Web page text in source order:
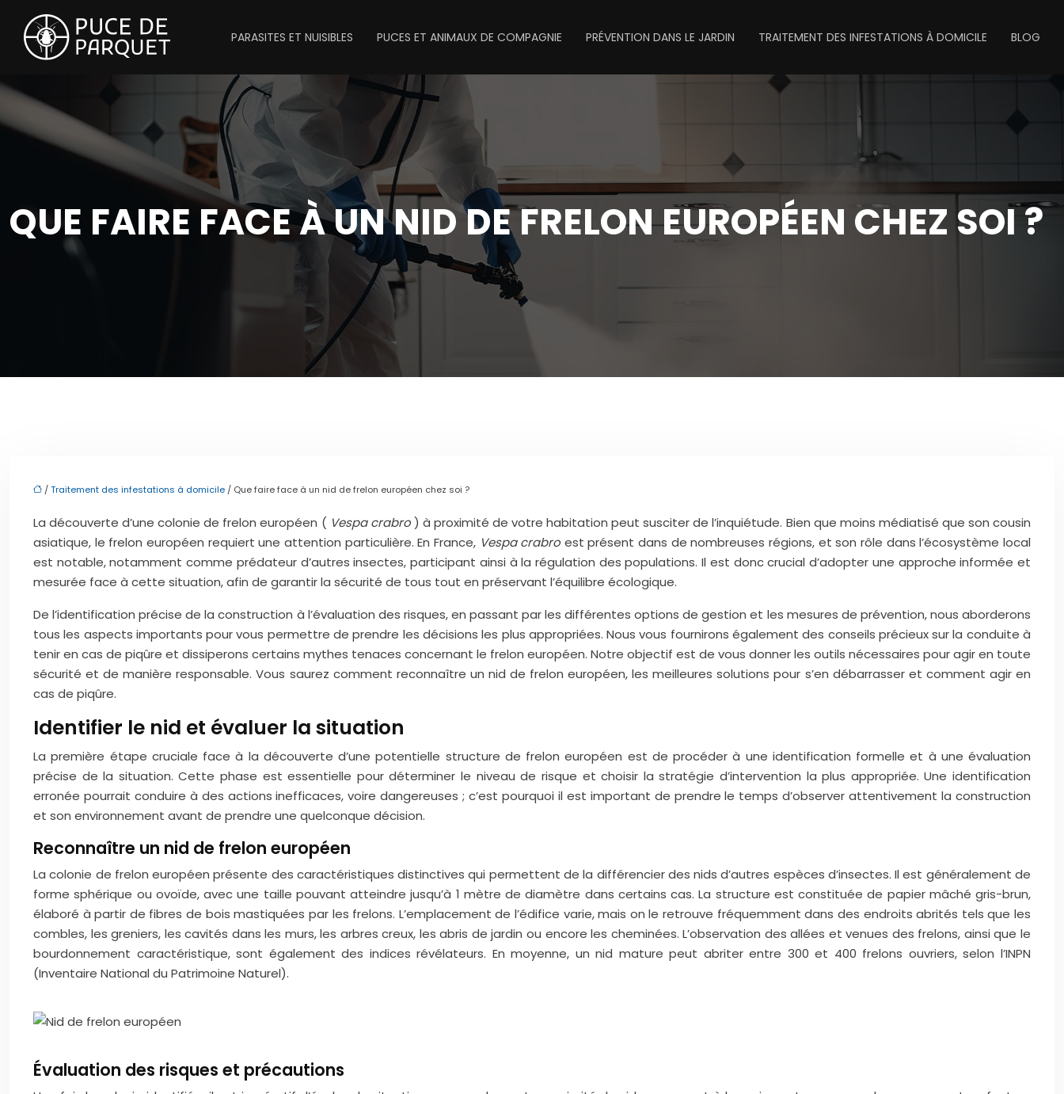
PARASITES ET NUISIBLES PUCES ET ANIMAUX DE COMPAGNIE PRÉVENTION DANS LE JARDIN TRAITEMENT DES INFESTATIONS À DOMICILE BLOG
QUE FAIRE FACE À UN NID DE FRELON EUROPÉEN CHEZ SOI ?
/Traitement des infestations à domicile / Que faire face à un nid de frelon européen chez soi ?
La découverte d’une colonie de frelon européen ( Vespa crabro) à proximité de votre habitation peut susciter de l’inquiétude. Bien que moins médiatisé que son cousin
asiatique, le frelon européen requiert une attention particulière. En France, Vespa crabro est présent dans de nombreuses régions, et son rôle dans l’écosystème local
est notable, notamment comme prédateur d’autres insectes, participant ainsi à la régulation des populations. Il est donc crucial d’adopter une approche informée et
mesurée face à cette situation, afin de garantir la sécurité de tous tout en préservant l’équilibre écologique.
De l’identification précise de la construction à l’évaluation des risques, en passant par les différentes options de gestion et les mesures de prévention, nous aborderons
tous les aspects importants pour vous permettre de prendre les décisions les plus appropriées. Nous vous fournirons également des conseils précieux sur la conduite à
tenir en cas de piqûre et dissiperons certains mythes tenaces concernant le frelon européen. Notre objectif est de vous donner les outils nécessaires pour agir en toute
sécurité et de manière responsable. Vous saurez comment reconnaître un nid de frelon européen, les meilleures solutions pour s’en débarrasser et comment agir en
cas de piqûre.
Identifier le nid et évaluer la situation
La première étape cruciale face à la découverte d’une potentielle structure de frelon européen est de procéder à une identification formelle et à une évaluation
précise de la situation. Cette phase est essentielle pour déterminer le niveau de risque et choisir la stratégie d’intervention la plus appropriée. Une identification
erronée pourrait conduire à des actions inefficaces, voire dangereuses ; c’est pourquoi il est important de prendre le temps d’observer attentivement la construction
et son environnement avant de prendre une quelconque décision.
Reconnaître un nid de frelon européen
La colonie de frelon européen présente des caractéristiques distinctives qui permettent de la différencier des nids d’autres espèces d’insectes. Il est généralement de
forme sphérique ou ovoïde, avec une taille pouvant atteindre jusqu’à 1 mètre de diamètre dans certains cas. La structure est constituée de papier mâché gris-brun,
élaboré à partir de fibres de bois mastiquées par les frelons. L’emplacement de l’édifice varie, mais on le retrouve fréquemment dans des endroits abrités tels que les
combles, les greniers, les cavités dans les murs, les arbres creux, les abris de jardin ou encore les cheminées. L’observation des allées et venues des frelons, ainsi que le
bourdonnement caractéristique, sont également des indices révélateurs. En moyenne, un nid mature peut abriter entre 300 et 400 frelons ouvriers, selon l’INPN
(Inventaire National du Patrimoine Naturel).
Évaluation des risques et précautions